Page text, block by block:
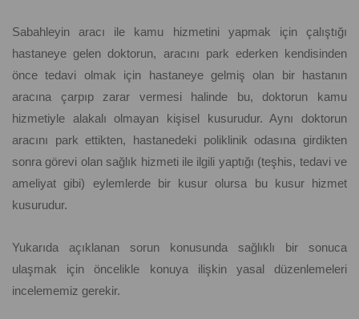
Sabahleyin aracı ile kamu hizmetini yapmak için çalıştığı
hastaneye gelen doktorun, aracını park ederken kendisinden
önce tedavi olmak için hastaneye gelmiş olan bir hastanın
aracına çarpıp zarar vermesi halinde bu, doktorun kamu
hizmetiyle alakalı olmayan kişisel kusurudur. Aynı doktorun
aracını park ettikten, hastanedeki poliklinik odasına girdikten
sonra görevi olan sağlık hizmeti ile ilgili yaptığı (teşhis, tedavi ve
ameliyat gibi) eylemlerde bir kusur olursa bu kusur hizmet
kusurudur.
Yukarıda açıklanan sorun konusunda sağlıklı bir sonuca
ulaşmak için öncelikle konuya ilişkin yasal düzenlemeleri
incelememiz gerekir.